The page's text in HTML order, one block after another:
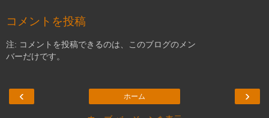
コメントを投稿
注: コメントを投稿できるのは、このブログのメン
バーだけです。
‹ ›
ホーム